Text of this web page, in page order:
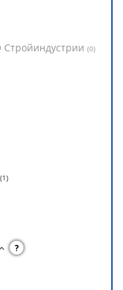
(0)
(1)
?